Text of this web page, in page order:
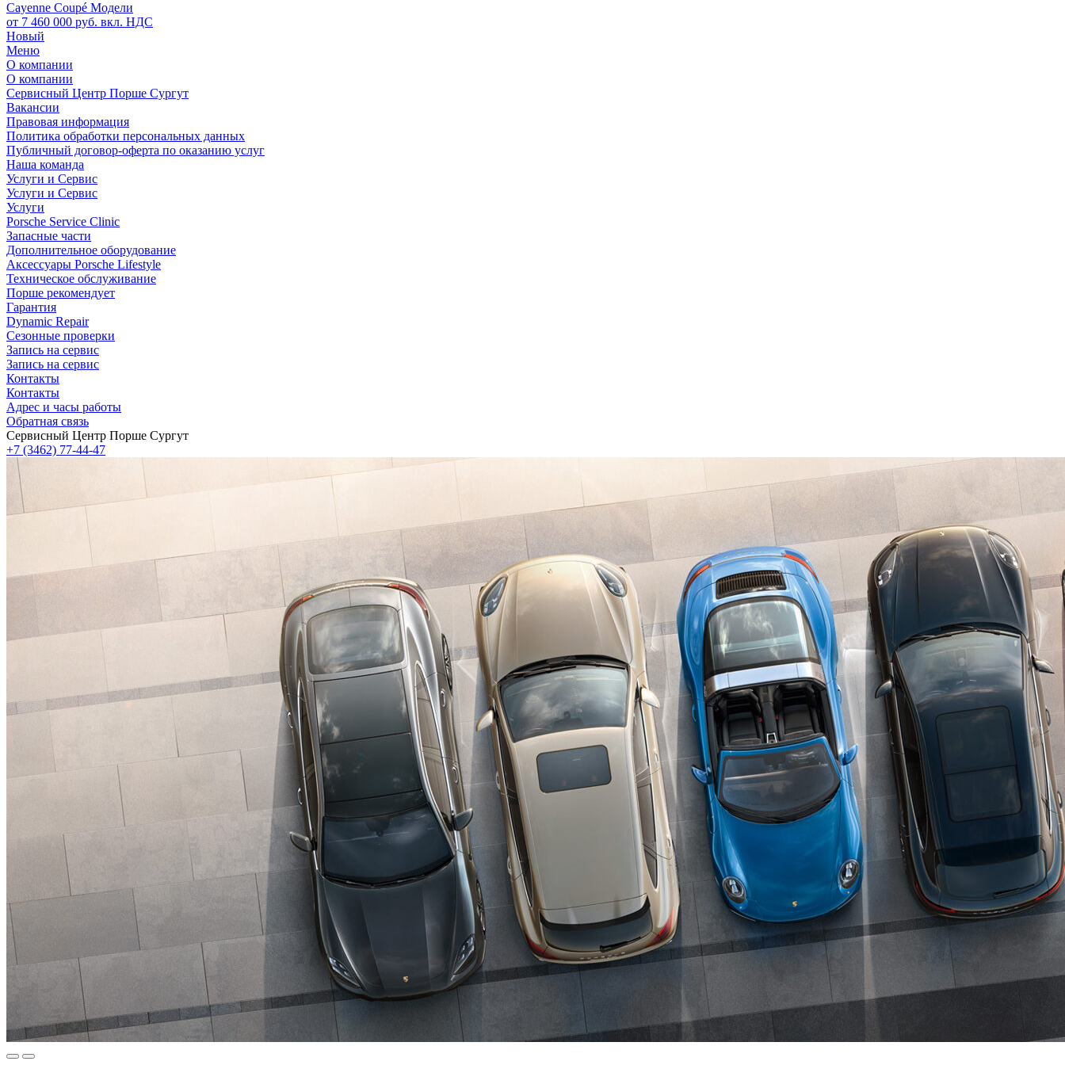
Cayenne Coupé Модели
от 7 460 000 руб. вкл. НДС
Новый
Меню
О компании
О компании
Сервисный Центр Порше Сургут
Вакансии
Правовая информация
Политика обработки персональных данных
Публичный договор-оферта по оказанию услуг
Наша команда
Услуги и Сервис
Услуги и Сервис
Услуги
Porsche Service Clinic
Запасные части
Дополнительное оборудование
Аксессуары Porsche Lifestyle
Техническое обслуживание
Порше рекомендует
Гарантия
Dynamic Repair
Сезонные проверки
Запись на сервис
Запись на сервис
Контакты
Контакты
Адрес и часы работы
Обратная связь
Сервисный Центр Порше Сургут
+7 (3462) 77-44-47